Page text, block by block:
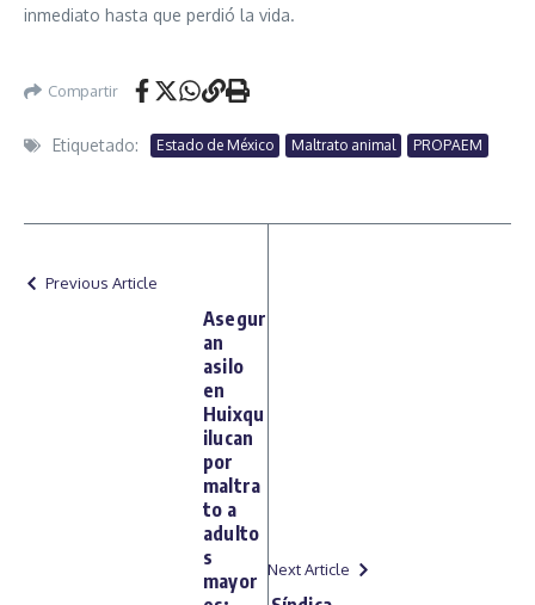
inmediato hasta que perdió la vida.
Compartir
Etiquetado: Estado de México Maltrato animal PROPAEM
Previous Article
Asegur
an
asilo
en
Huixqu
ilucan
por
maltra
to a
adulto
s
mayor
Next Article